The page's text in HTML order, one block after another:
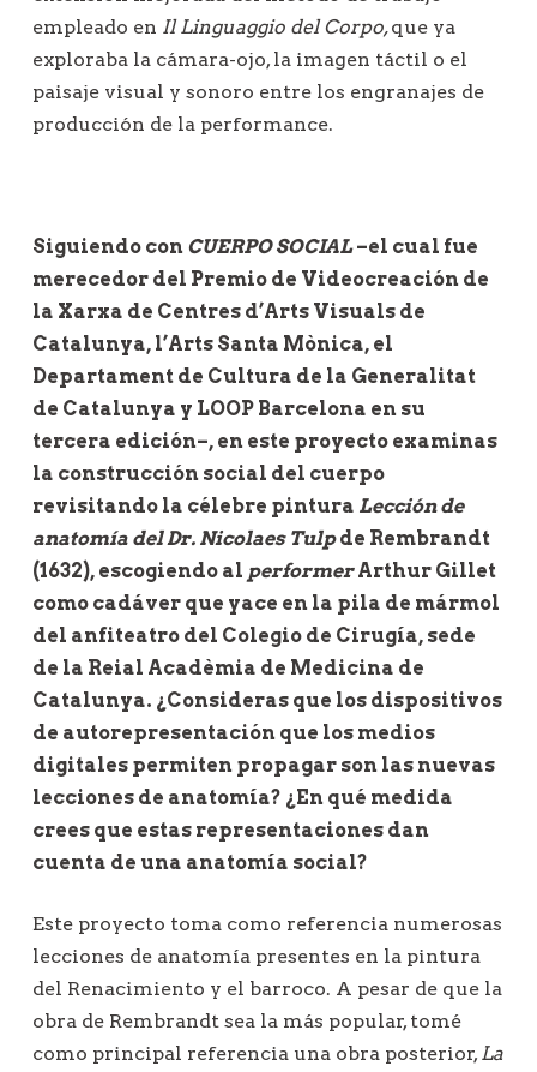
empleado en Il Linguaggio del Corpo,que ya
exploraba la cámara-ojo, la imagen táctil o el
paisaje visual y sonoro entre los engranajes de
producción de la performance.
Siguiendo con CUERPO SOCIAL–el cual fue
merecedor del Premio de Videocreación de
la Xarxa de Centres d’Arts Visuals de
Catalunya, l’Arts Santa Mònica, el
Departament de Cultura de la Generalitat
de Catalunya y LOOP Barcelona en su
tercera edición–, en este proyecto examinas
la construcción social del cuerpo
revisitando la célebre pintura Lección de
anatomía del Dr. Nicolaes Tulpde Rembrandt
(1632), escogiendo al performerArthur Gillet
como cadáver que yace en la pila de mármol
del anfiteatro del Colegio de Cirugía, sede
de la Reial Acadèmia de Medicina de
Catalunya. ¿Consideras que los dispositivos
de autorepresentación que los medios
digitales permiten propagar son las nuevas
lecciones de anatomía? ¿En qué medida
crees que estas representaciones dan
cuenta de una anatomía social?
Este proyecto toma como referencia numerosas
lecciones de anatomía presentes en la pintura
del Renacimiento y el barroco. A pesar de que la
obra de Rembrandt sea la más popular, tomé
como principal referencia una obra posterior, La